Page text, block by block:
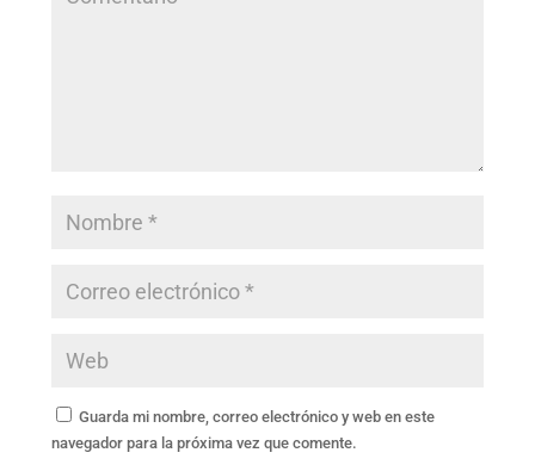
Guarda mi nombre, correo electrónico y web en este
navegador para la próxima vez que comente.